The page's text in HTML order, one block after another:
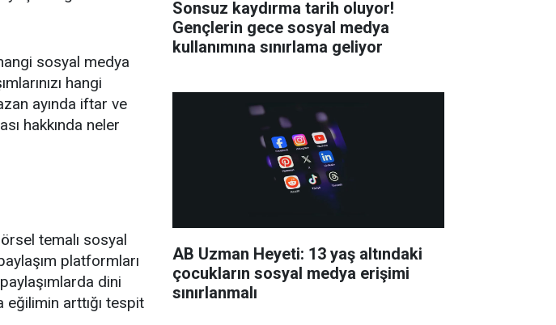
sosyal medya
hangi
ayında iftar ve
hakkında neler
temalı sosyal
platformları
dini
arttığı tespit
Sonsuz kaydırma tarih oluyor!
Gençlerin gece sosyal medya
kullanımına sınırlama geliyor
AB Uzman Heyeti: 13 yaş altındaki
çocukların sosyal medya erişimi
sınırlanmalı